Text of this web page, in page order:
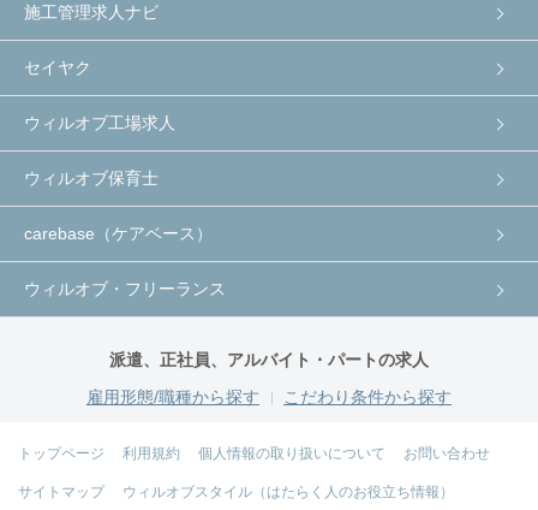
施工管理求人ナビ
セイヤク
ウィルオブ工場求人
ウィルオブ保育士
carebase（ケアベース）
ウィルオブ・フリーランス
派遣、正社員、アルバイト・パートの求人
雇用形態/職種から探す
こだわり条件から探す
トップページ 利用規約 個人情報の取り扱いについて お問い合わせ
サイトマップ ウィルオブスタイル（はたらく人のお役立ち情報）